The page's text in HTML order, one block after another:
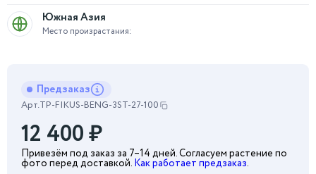
Место произрастания:
Южная Азия
Предзаказ
Арт.TP-FIKUS-BENG-3ST-27-100
12 400₽
Привезём под заказ за 7–14 дней. Согласуем растение по
фото перед доставкой. Как работает предзаказ.